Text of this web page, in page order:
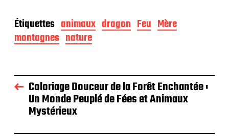
Étiquettes animaux dragon Feu Mère
montagnes nature
Coloriage Douceur de la Forêt Enchantée :
Un Monde Peuplé de Fées et Animaux
Mystérieux